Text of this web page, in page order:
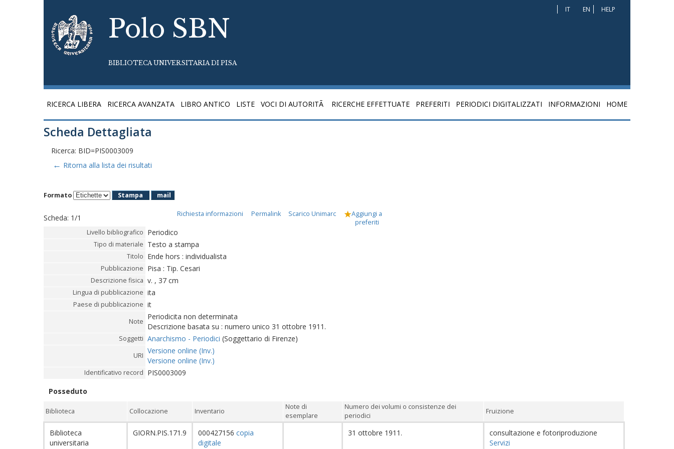
Polo SBN
BIBLIOTECA UNIVERSITARIA DI PISA
IT EN HELP
RICERCA LIBERA RICERCA AVANZATA LIBRO ANTICO LISTE VOCI DI AUTORITÃ RICERCHE EFFETTUATE PREFERITI PERIODICI DIGITALIZZATI INFORMAZIONI HOME
Scheda Dettagliata
Ricerca: BID=PIS0003009
← Ritorna alla lista dei risultati
Formato Stampa mail
Scheda: 1/1 Richiesta informazioni Permalink Scarico Unimarc
Aggiungi a
preferiti
Livello bibliografico Periodico
Tipo di materiale Testo a stampa
Titolo Ende hors : individualista
Pubblicazione Pisa : Tip. Cesari
Descrizione fisica v. , 37 cm
Lingua di pubblicazione ita
Paese di pubblicazione it
Note
Periodicita non determinata
Descrizione basata su : numero unico 31 ottobre 1911.
Soggetti Anarchismo - Periodici (Soggettario di Firenze)
URI
Versione online (Inv.)
Versione online (Inv.)
Identificativo record PIS0003009
Posseduto
Biblioteca Collocazione Inventario
Note di
esemplare
Numero dei volumi o consistenze dei
periodici
Fruizione
Biblioteca
universitaria
GIORN.PIS.171.9 000427156 copia
digitale
31 ottobre 1911.
consultazione e fotoriproduzione
Servizi